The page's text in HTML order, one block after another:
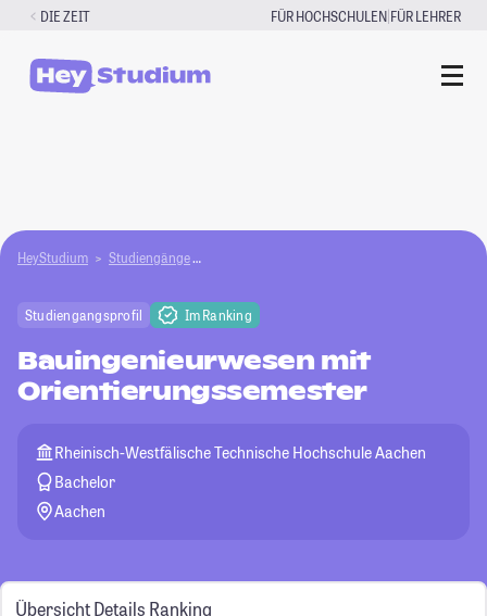
Zum
springen
DIE ZEIT FÜR HOCHSCHULEN|FÜR LEHRER
HeyStudium Studiengänge
Studiengangsprofil Im Ranking
Bauingenieurwesen mit
Orientierungssemester
Rheinisch-Westfälische Technische Hochschule Aachen
Bachelor
Aachen
Übersicht Details Ranking